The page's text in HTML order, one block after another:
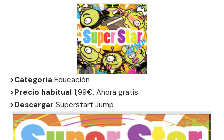
>Categoria Educación
>Precio habitual 1,99€, Ahora gratis
>Descargar Superstart Jump